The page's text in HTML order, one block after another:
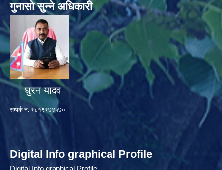
गुनासो सुन्ने अधिकारी
घुरन यादव
सम्पर्क न. ९८१९९७४५७०
Digital Info graphical Profile